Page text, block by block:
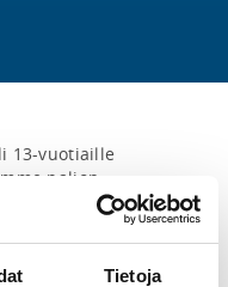
Tietoja
13-vuotiaille
paljon
ja kokeilemme
ja